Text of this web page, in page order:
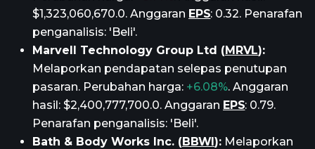
$1,323,060,670.0. Anggaran EPS: 0.32. Penarafan
penganalisis: 'Beli'.
Marvell Technology Group Ltd (MRVL):
Melaporkan pendapatan selepas penutupan
pasaran. Perubahan harga: +6.08%. Anggaran
hasil: $2,400,777,700.0. Anggaran EPS: 0.79.
Penarafan penganalisis: 'Beli'.
Bath & Body Works Inc. (BBWI): Melaporkan